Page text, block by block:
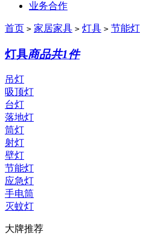
业务合作
首页 > 家居家具 > 灯具 > 节能灯
灯具商品共1件
吊灯
吸顶灯
台灯
落地灯
筒灯
射灯
壁灯
节能灯
应急灯
手电筒
灭蚊灯
大牌推荐